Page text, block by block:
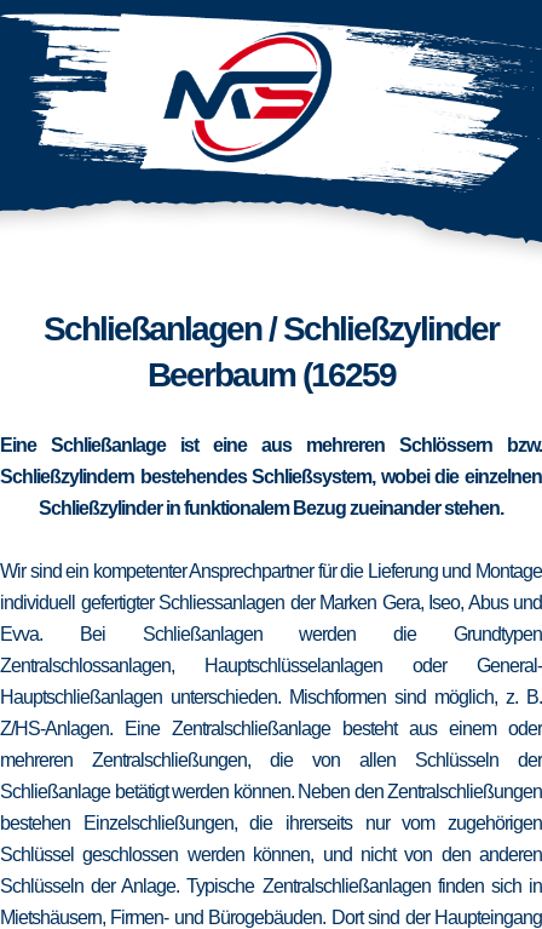
Schließanlagen / Schließzylinder
Beerbaum (16259
Eine Schließanlage ist eine aus mehreren Schlössern bzw.
Schließzylindern bestehendes Schließsystem, wobei die einzelnen
Schließzylinder in funktionalem Bezug zueinander stehen.
Wir sind ein kompetenter Ansprechpartner für die Lieferung und Montage
individuell gefertigter Schliessanlagen der Marken Gera, Iseo, Abus und
Evva. Bei Schließanlagen werden die Grundtypen
Zentralschlossanlagen, Hauptschlüsselanlagen oder General-
Hauptschließanlagen unterschieden. Mischformen sind möglich, z. B.
Z/HS-Anlagen. Eine Zentralschließanlage besteht aus einem oder
mehreren Zentralschließungen, die von allen Schlüsseln der
Schließanlage betätigt werden können. Neben den Zentralschließungen
bestehen Einzelschließungen, die ihrerseits nur vom zugehörigen
Schlüssel geschlossen werden können, und nicht von den anderen
Schlüsseln der Anlage. Typische Zentralschließanlagen finden sich in
Mietshäusern, Firmen- und Bürogebäuden. Dort sind der Haupteingang